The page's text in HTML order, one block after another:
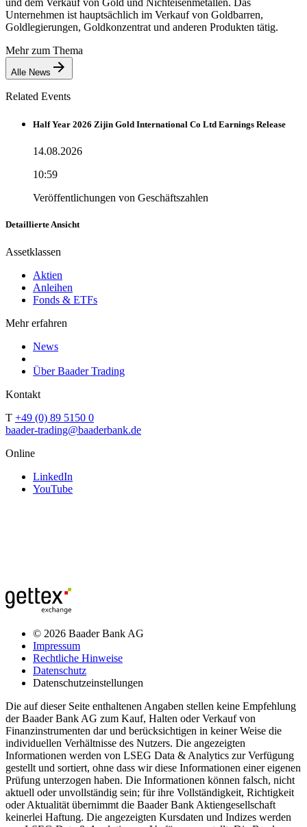
Unternehmen ist hauptsächlich im Verkauf von Goldbarren,
Goldlegierungen, Goldkonzentrat und anderen Produkten tätig.
Mehr zum Thema
Alle News
Related Events
Half Year 2026 Zijin Gold International Co Ltd Earnings Release
14.08.2026
10:59
Veröffentlichungen von Geschäftszahlen
Detaillierte Ansicht
Assetklassen
Aktien
Anleihen
Fonds & ETFs
Mehr erfahren
News
Über Baader Trading
Kontakt
T +49 (0) 89 5150 0
baader-trading@baaderbank.de
Online
LinkedIn
YouTube
© 2026 Baader Bank AG
Impressum
Rechtliche Hinweise
Datenschutz
Datenschutzeinstellungen
Die auf dieser Seite enthaltenen Angaben stellen keine Empfehlung
der Baader Bank AG zum Kauf, Halten oder Verkauf von
Finanzinstrumenten dar und berücksichtigen in keiner Weise die
individuellen Verhältnisse des Nutzers. Die angezeigten
Informationen werden von LSEG Data & Analytics zur Verfügung
gestellt und sortiert, ohne dass wir diese Informationen einer eigenen
Prüfung unterzogen haben. Die Informationen können falsch, nicht
aktuell oder unvollständig sein; für ihre Vollständigkeit, Richtigkeit
oder Aktualität übernimmt die Baader Bank Aktiengesellschaft
keinerlei Haftung. Die angezeigten Kursdaten und Indizes werden